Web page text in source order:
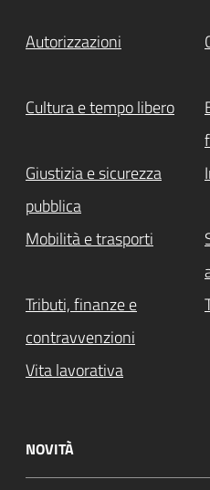
Autorizzazioni
Cultura e tempo libero
Giustizia e sicurezza
pubblica
Mobilità e trasporti
Tributi, finanze e
contravvenzioni
Vita lavorativa
NOVITÀ